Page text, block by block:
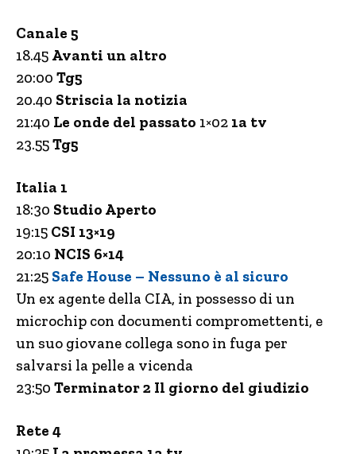
Canale 5
18.45 Avanti un altro
20:00 Tg5
20.40 Striscia la notizia
21:40 Le onde del passato 1×02 1a tv
23.55Tg5
Italia 1
18:30 Studio Aperto
19:15 CSI 13×19
20:10 NCIS 6×14
21:25 Safe House – Nessuno è al sicuro
Un ex agente della CIA, in possesso di un
microchip con documenti compromettenti, e
un suo giovane collega sono in fuga per
salvarsi la pelle a vicenda
23:50 Terminator 2 Il giorno del giudizio
Rete 4